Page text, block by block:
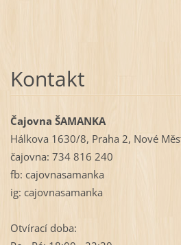
Kontakt
Čajovna ŠAMANKA
Hálkova 1630/8, Praha 2, Nové
čajovna: 734 816 240
fb: cajovnasamanka
ig: cajovnasamanka
Otvírací doba: